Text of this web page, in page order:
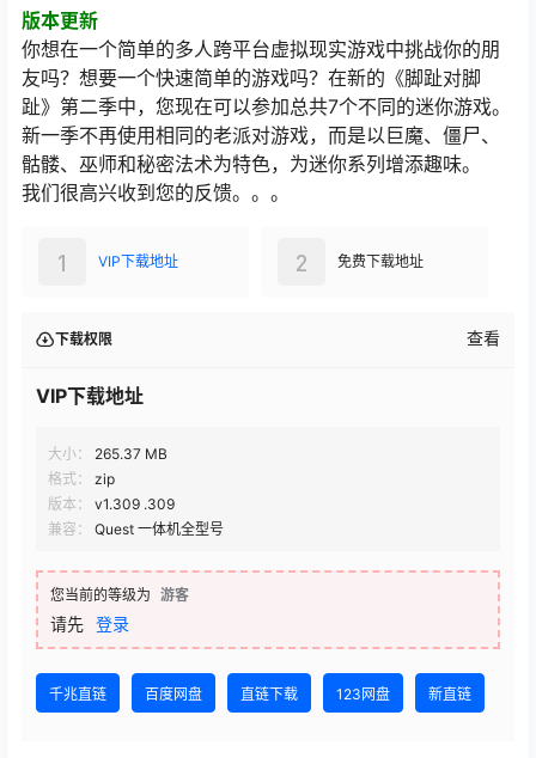
版本更新
你想在一个简单的多人跨平台虚拟现实游戏中挑战你的朋
友吗？想要一个快速简单的游戏吗？在新的《脚趾对脚
趾》第二季中，您现在可以参加总共7个不同的迷你游戏。
新一季不再使用相同的老派对游戏，而是以巨魔、僵尸、
骷髅、巫师和秘密法术为特色，为迷你系列增添趣味。
我们很高兴收到您的反馈。。。
VIP下载地址
1 免费下载地址
2
下载权限 查看
VIP下载地址
大小：
265.37 MB
格式：
zip
版本：
v1.309 .309
兼容：
Quest 一体机全型号
您当前的等级为 游客
请先 登录
千兆直链 百度网盘 直链下载 123网盘 新直链